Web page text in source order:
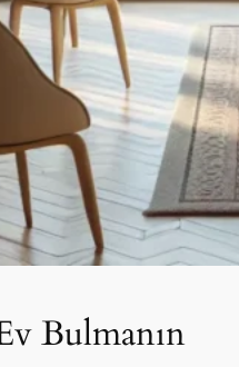
Bulmanın